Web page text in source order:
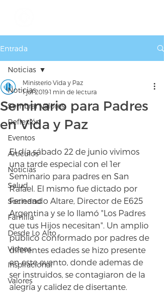
Entrada
Noticias
Sembrar Valores
Reflexión
Eventos
Artículos
Noticias
Salud
Sociedad
Familia
Desde Lo Alto
Videos
Inspiracional
Valores
Noticias
Seminario para Padres
en Vida y Paz
Ministerio Vida y Paz
1 jul 20191 min de lectura
El día sábado 22 de junio vivimos
una tarde especial con el 1er
Seminario para padres en San
Rafael. El mismo fue dictado por
Fernando Altare, Director de E625
Argentina y se lo llamó "Los Padres
que tus Hijos necesitan". Un amplio
público conformado por padres de
diferentes edades se hizo presente
en este evento, donde ademas de
ser instruidos, se contagiaron de la
alegría y calidez de disertante.